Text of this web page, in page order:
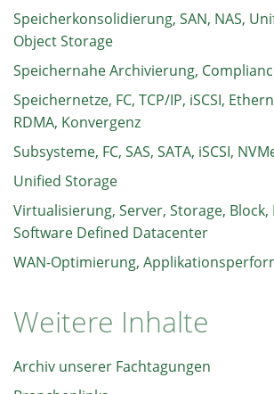
Speicherkonsolidierung, SAN, NAS,
Object Storage
Speichernahe Archivierung,
Speichernetze, FC, TCP/IP, iSCSI,
RDMA, Konvergenz
Subsysteme, FC, SAS, SATA, iSCSI,
Unified Storage
Virtualisierung, Server, Storage, Block,
Software Defined Datacenter
WAN-Optimierung,
Weitere Inhalte
Archiv unserer Fachtagungen